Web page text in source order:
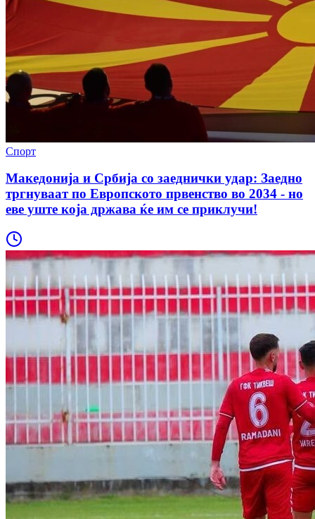
Спорт
Македонија и Србија со заеднички удар: Заедно
тргнуваат по Европското првенство во 2034 - но
еве уште која држава ќе им се приклучи!